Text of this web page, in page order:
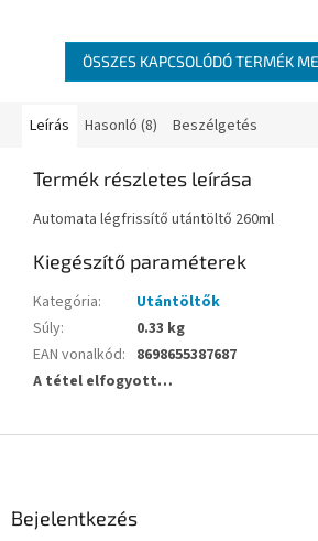
ÖSSZES KAPCSOLÓDÓ TERMÉK
Leírás Hasonló (8) Beszélgetés
Termék részletes leírása
Automata légfrissítő utántöltő 260ml
Kiegészítő paraméterek
Kategória:
Utántöltők
Súly:
0.33 kg
EAN vonalkód: 8698655387687
A tétel elfogyott…
Bejelentkezés